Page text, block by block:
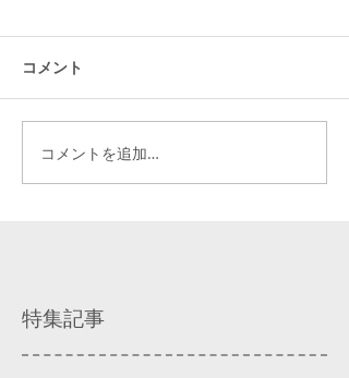
コメント
コメントを追加…
特集記事